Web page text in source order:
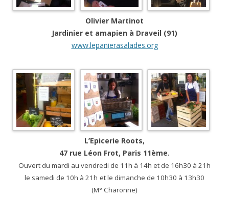
Olivier Martinot
Jardinier et amapien à Draveil (91)
www.lepanierasalades.org
L’Epicerie Roots,
47 rue Léon Frot, Paris 11ème.
Ouvert du mardi au vendredi de 11h à 14h et de 16h30 à 21h
le samedi de 10h à 21h et le dimanche de 10h30 à 13h30
(M° Charonne)